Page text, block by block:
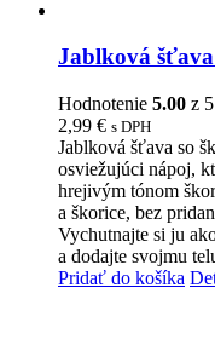
Jablková
Hodnotenie 5.00 z 5
2,99 € s DPH
Jablková šťava so
osviežujúci nápoj,
hrejivým tónom
a škorice, bez
Vychutnajte si ju
a dodajte svojmu
Pridať do košíka